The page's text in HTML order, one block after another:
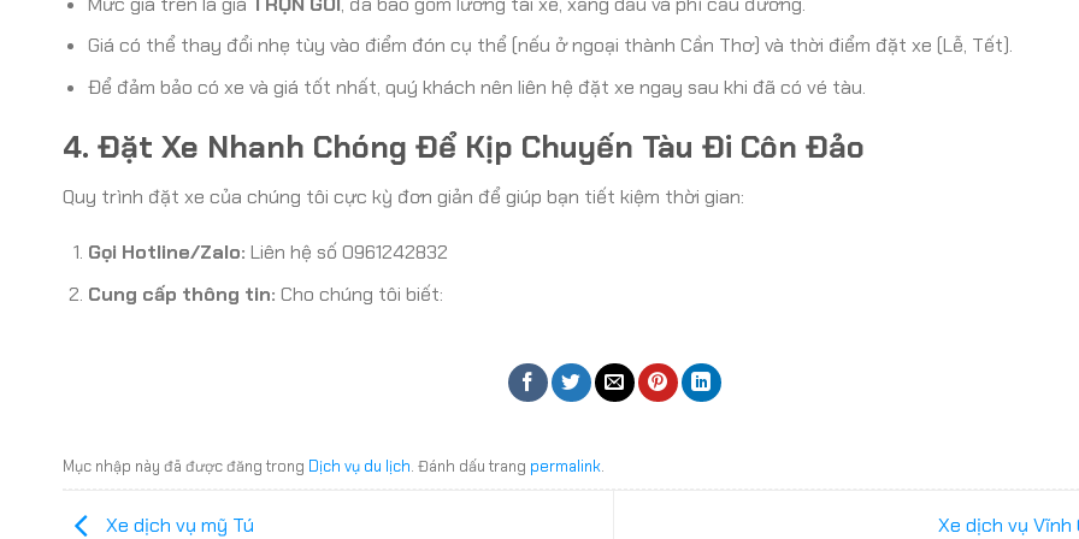
Giá có thể thay đổi nhẹ tùy vào điểm đón cụ thể (nếu ở ngoại thành Cần Thơ) và thời điểm đặt xe (Lễ, Tết).
Để đảm bảo có xe và giá tốt nhất, quý khách nên liên hệ đặt xe ngay sau khi đã có vé tàu.
4. Đặt Xe Nhanh Chóng Để Kịp Chuyến Tàu Đi Côn Đảo
Quy trình đặt xe của chúng tôi cực kỳ đơn giản để giúp bạn tiết kiệm thời gian:
Gọi Hotline/Zalo: Liên hệ số 0961242832
Cung cấp thông tin: Cho chúng tôi biết:
Mục nhập này đã được đăng trong Dịch vụ du lịch. Đánh dấu trang permalink.
Xe dịch vụ mỹ Tú Xe dịch vụ Vĩnh